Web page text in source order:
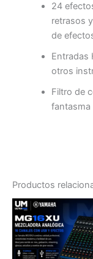
24
retrasos
de
Entradas
otros
Filtro de
fantasma
Productos